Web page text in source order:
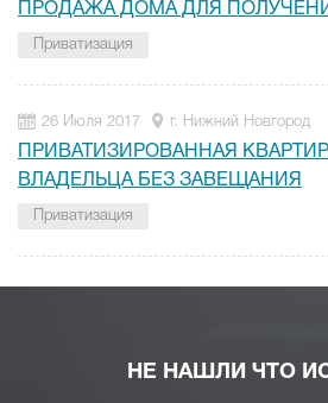
ПРОДАЖА ДОМА ДЛЯ
Приватизация
26 Июля 2017 г. Нижний Новгород
ПРИВАТИЗИРОВАННАЯ
ВЛАДЕЛЬЦА БЕЗ ЗАВЕЩАНИЯ
Приватизация
НЕ НАШЛИ ЧТО